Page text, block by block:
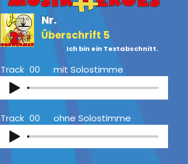
Nr.
Überschrift 5
Ich bin ein Textabschnitt.
Track 00 mit Solostimme
Track 00 ohne Solostimme